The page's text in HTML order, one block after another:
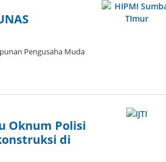
Pengusaha Muda
Oknum Polisi
di